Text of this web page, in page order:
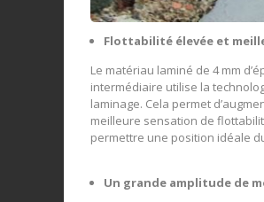
Flottabilité élevée et
Le matériau laminé de 4 mm
intermédiaire utilise la
laminage. Cela permet
meilleure sensation de
permettre une position idéale
Un grande amplitude de